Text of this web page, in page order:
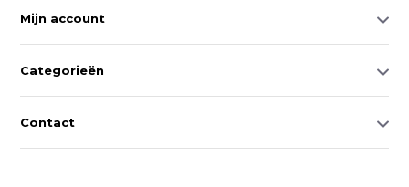
Mijn account
Categorieën
Contact